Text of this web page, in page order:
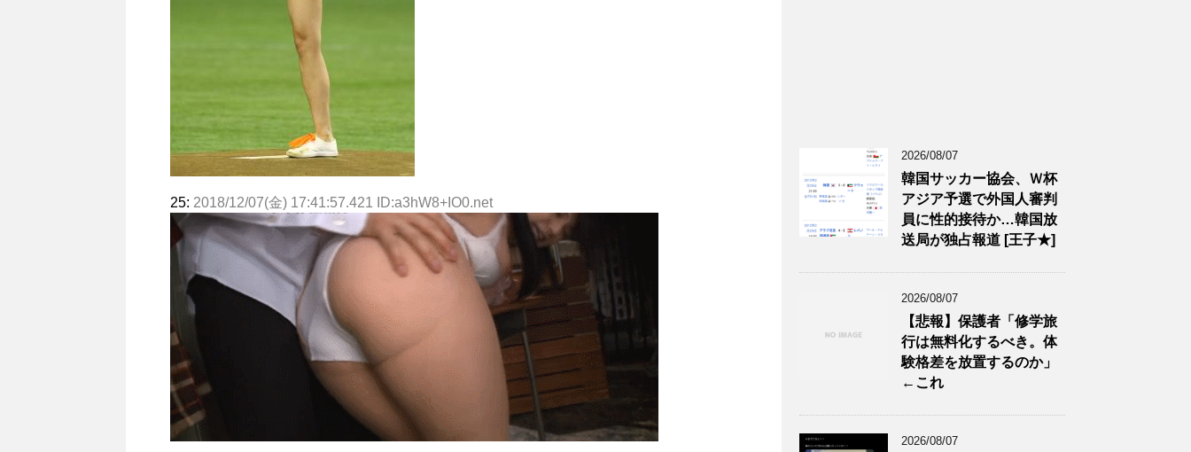
25: 2018/12/07(金) 17:41:57.421 ID:a3hW8+IO0.net
2026/08/07
韓国サッカー協会、Ｗ杯
アジア予選で外国人審判
員に性的接待か…韓国放
送局が独占報道 [王子★]
2026/08/07
【悲報】保護者「修学旅
行は無料化するべき。体
験格差を放置するのか」
←これ
2026/08/07